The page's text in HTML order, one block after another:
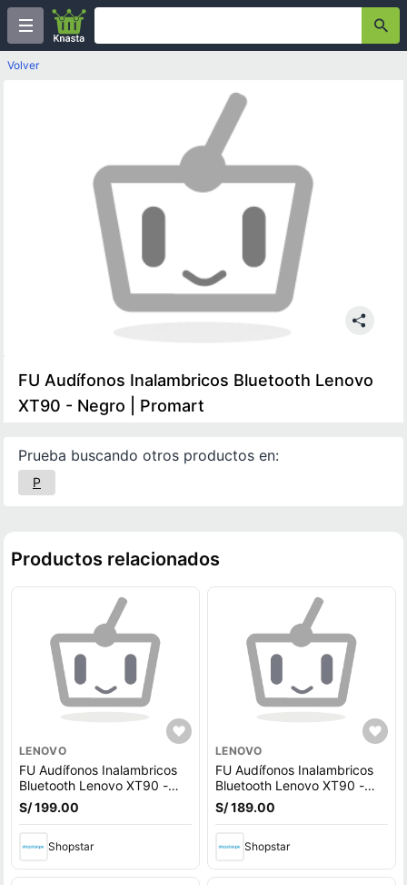
Volver
FU Audífonos Inalambricos Bluetooth Lenovo
XT90 - Negro | Promart
Prueba buscando otros productos en:
P
Productos relacionados
LENOVO
FU Audífonos Inalambricos
Bluetooth Lenovo XT90 -
Negro
S/ 199.00
Shopstar
LENOVO
FU Audífonos Inalambricos
Bluetooth Lenovo XT90 -
Negro
S/ 189.00
Shopstar